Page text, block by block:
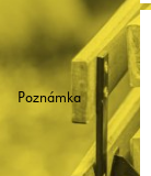
Poznámka